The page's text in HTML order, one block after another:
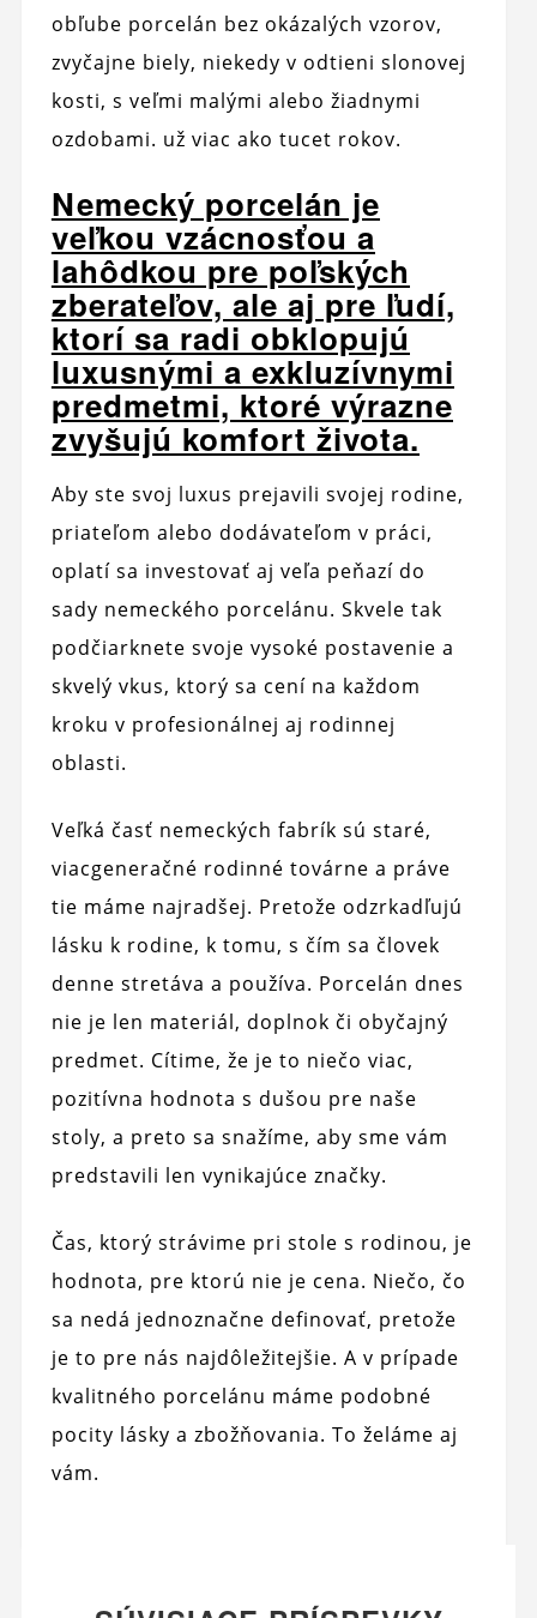
obľube porcelán bez okázalých vzorov,
zvyčajne biely, niekedy v odtieni slonovej
kosti, s veľmi malými alebo žiadnymi
ozdobami. už viac ako tucet rokov.
Nemecký porcelán je
veľkou vzácnosťou a
lahôdkou pre poľských
zberateľov, ale aj pre ľudí,
ktorí sa radi obklopujú
luxusnými a exkluzívnymi
predmetmi, ktoré výrazne
zvyšujú komfort života.
Aby ste svoj luxus prejavili svojej rodine,
priateľom alebo dodávateľom v práci,
oplatí sa investovať aj veľa peňazí do
sady nemeckého porcelánu. Skvele tak
podčiarknete svoje vysoké postavenie a
skvelý vkus, ktorý sa cení na každom
kroku v profesionálnej aj rodinnej
oblasti.
Veľká časť nemeckých fabrík sú staré,
viacgeneračné rodinné továrne a práve
tie máme najradšej. Pretože odzrkadľujú
lásku k rodine, k tomu, s čím sa človek
denne stretáva a používa. Porcelán dnes
nie je len materiál, doplnok či obyčajný
predmet. Cítime, že je to niečo viac,
pozitívna hodnota s dušou pre naše
stoly, a preto sa snažíme, aby sme vám
predstavili len vynikajúce značky.
Čas, ktorý strávime pri stole s rodinou, je
hodnota, pre ktorú nie je cena. Niečo, čo
sa nedá jednoznačne definovať, pretože
je to pre nás najdôležitejšie. A v prípade
kvalitného porcelánu máme podobné
pocity lásky a zbožňovania. To želáme aj
vám.